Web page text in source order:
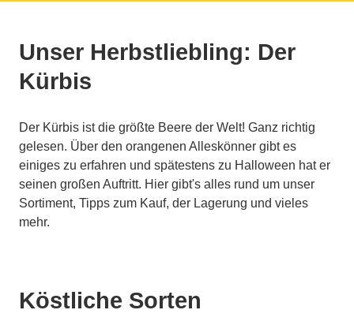
Unser Herbstliebling: Der
Kürbis
Der Kürbis ist die größte Beere der Welt! Ganz richtig
gelesen. Über den orangenen Alleskönner gibt es
einiges zu erfahren und spätestens zu Halloween hat er
seinen großen Auftritt. Hier gibt's alles rund um unser
Sortiment, Tipps zum Kauf, der Lagerung und vieles
mehr.
Köstliche Sorten